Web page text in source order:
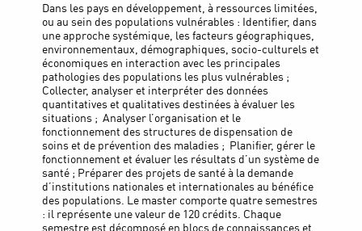
Dans les pays en développement, à ressources limitées,
ou au sein des populations vulnérables : Identifier, dans
une approche systémique, les facteurs géographiques,
environnementaux, démographiques, socio-culturels et
économiques en interaction avec les principales
pathologies des populations les plus vulnérables ;
Collecter, analyser et interpréter des données
quantitatives et qualitatives destinées à évaluer les
situations ; Analyser l’organisation et le
fonctionnement des structures de dispensation de
soins et de prévention des maladies ; Planifier, gérer le
fonctionnement et évaluer les résultats d’un système de
santé ; Préparer des projets de santé à la demande
d’institutions nationales et internationales au bénéfice
des populations. Le master comporte quatre semestres
: il représente une valeur de 120 crédits. Chaque
semestre est décomposé en blocs de connaissances et